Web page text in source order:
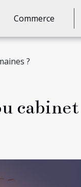
Commerce
?
cabinet